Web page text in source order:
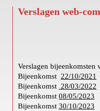
Verslagen web-
Verslagen bijeenkomsten
Bijeenkomst 22/10/2021
Bijeenkomst 28/03/2022
Bijeenkomst 08/05/2023
Bijeenkomst 30/10/2023